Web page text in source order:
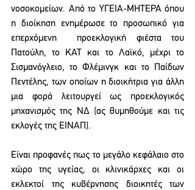
νοσοκομείων. Από το ΥΓΕΙΑ-ΜΗΤΕΡΑ όπου
η διοίκηση ενημέρωσε το προσωπικό για
επερχόμενη  προεκλογική φιέστα του
Πατούλη, το ΚΑΤ και το Λαϊκό, μέχρι το
Σισμανόγλειο, το Φλέμινγκ και το Παίδων
Πεντέλης, των οποίων η διοικήτρια για άλλη
μια φορά λειτουργεί ως προεκλογικός
μηχανισμός της ΝΔ (ας θυμηθούμε και τις
εκλογές της ΕΙΝΑΠ).
Είναι προφανές πως το μεγάλο κεφάλαιο στο
χώρο της υγείας, οι κλινικάρχες και οι
εκλεκτοί της κυβέρνησης διοικητές των